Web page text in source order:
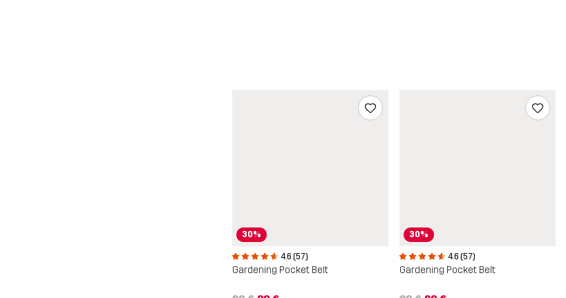
30%
4.6 (57)
Gardening Pocket Belt
30%
4.6 (57)
Gardening Pocket Belt